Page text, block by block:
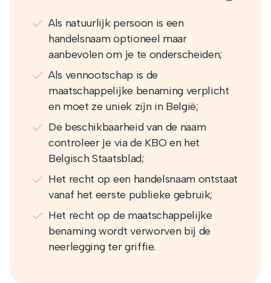
Als natuurlijk persoon is een
handelsnaam optioneel maar
aanbevolen om je te onderscheiden;
Als vennootschap is de
maatschappelijke benaming verplicht
en moet ze uniek zijn in België;
De beschikbaarheid van de naam
controleer je via de KBO en het
Belgisch Staatsblad;
Het recht op een handelsnaam ontstaat
vanaf het eerste publieke gebruik;
Het recht op de maatschappelijke
benaming wordt verworven bij de
neerlegging ter griffie.